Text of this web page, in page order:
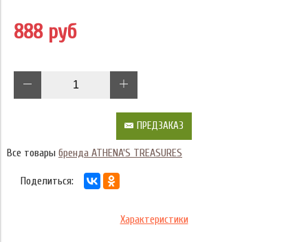
888 руб
ПРЕДЗАКАЗ
Все товары бренда ATHENA'S TREASURES
Поделиться:
Характеристики